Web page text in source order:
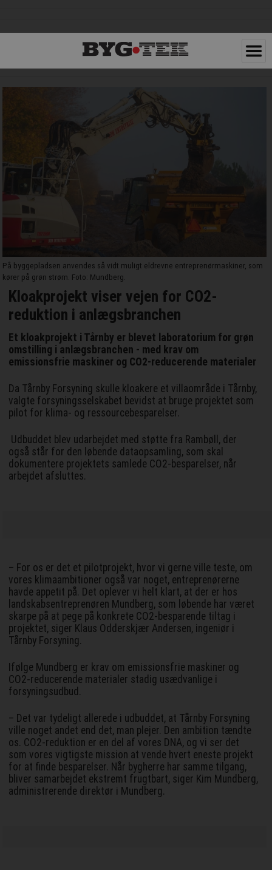
På byggepladsen anvendes så vidt muligt eldrevne entreprenørmaskiner, som
kører på grøn strøm. Foto: Mundberg.
Kloakprojekt viser vejen for CO2-
reduktion i anlægsbranchen
Et kloakprojekt i Tårnby er blevet laboratorium for grøn
omstilling i anlægsbranchen - med krav om
emissionsfrie maskiner og CO2-reducerende materialer
Da Tårnby Forsyning skulle kloakere et villaområde i Tårnby,
valgte forsyningsselskabet bevidst at bruge projektet som
pilot for klima- og ressourcebesparelser.
Udbuddet blev udarbejdet med støtte fra Rambøll, der
også står for den løbende dataopsamling, som skal
dokumentere projektets samlede CO2-besparelser, når
arbejdet afsluttes.
– For os er det et pilotprojekt, hvor vi gerne ville teste, om
vores klimaambitioner også var noget, entreprenørerne
havde appetit på. Det oplever vi helt klart, at der er hos
landskabsentreprenøren Mundberg, som løbende har været
skarpe på at pege på konkrete CO2-besparende tiltag i
projektet, siger Klaus Odderskjær Andersen, ingeniør i
Tårnby Forsyning.
Ifølge Mundberg er krav om emissionsfrie maskiner og
CO2-reducerende materialer stadig usædvanlige i
forsyningsudbud.
– Det var tydeligt allerede i udbuddet, at Tårnby Forsyning
ville noget andet end det, man plejer. Den ambition tændte
os. CO2-reduktion er en del af vores DNA, og vi ser det
som vores vigtigste mission at vende hvert eneste projekt
for at finde besparelser. Når bygherre har samme tilgang,
bliver samarbejdet ekstremt frugtbart, siger Kim Mundberg,
administrerende direktør i Mundberg.